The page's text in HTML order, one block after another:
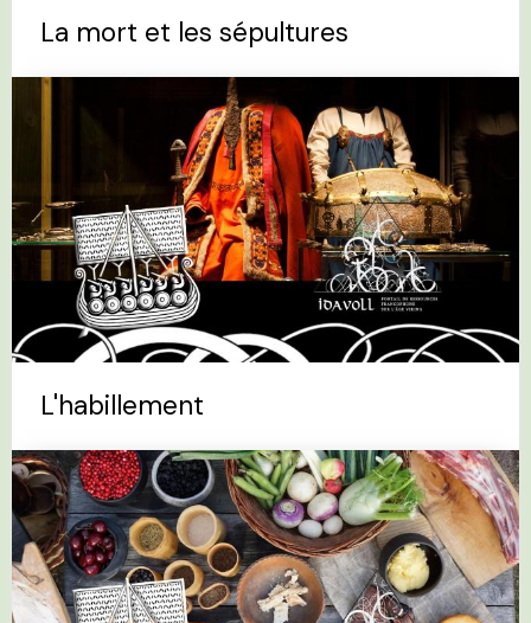
La mort et les sépultures
L'habillement